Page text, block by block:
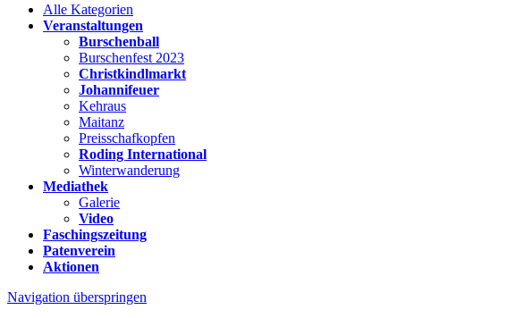
Alle Kategorien
Veranstaltungen
Burschenball
Burschenfest 2023
Christkindlmarkt
Johannifeuer
Kehraus
Maitanz
Preisschafkopfen
Roding International
Winterwanderung
Mediathek
Galerie
Video
Faschingszeitung
Patenverein
Aktionen
Navigation überspringen